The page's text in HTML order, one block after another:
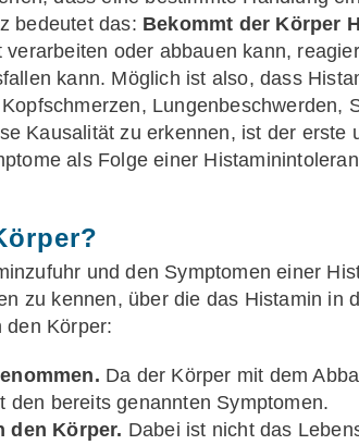
bedeutet das: Bekommt der Körper
oder abbauen kann,
kann. Möglich ist also, dass
Lungenbeschwerden,
Kausalität zu erkennen, ist der erste
als Folge einer
und den Symptomen einer
zu kennen, über die das Histamin in
den Körper:
Da der Körper mit dem
bereits genannten Symptomen.
den Körper. Dabei ist nicht das